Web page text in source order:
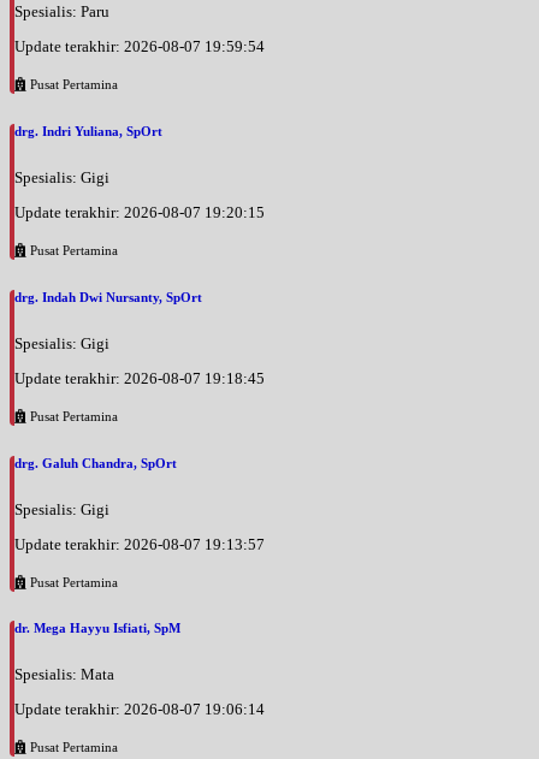
Spesialis: Paru
Update terakhir: 2026-08-07 19:59:54
Pusat Pertamina
drg. Indri Yuliana, SpOrt
Spesialis: Gigi
Update terakhir: 2026-08-07 19:20:15
Pusat Pertamina
drg. Indah Dwi Nursanty, SpOrt
Spesialis: Gigi
Update terakhir: 2026-08-07 19:18:45
Pusat Pertamina
drg. Galuh Chandra, SpOrt
Spesialis: Gigi
Update terakhir: 2026-08-07 19:13:57
Pusat Pertamina
dr. Mega Hayyu Isfiati, SpM
Spesialis: Mata
Update terakhir: 2026-08-07 19:06:14
Pusat Pertamina